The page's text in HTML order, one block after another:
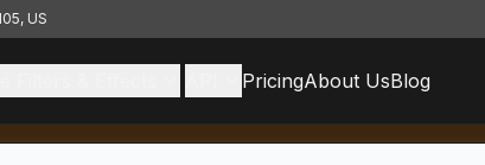
US
PricingAbout UsBlog